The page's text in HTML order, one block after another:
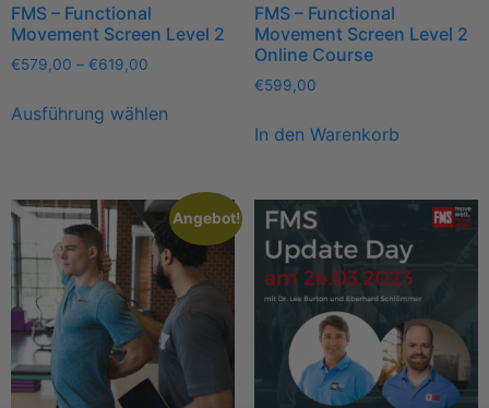
FMS – Functional
Movement Screen Level 2
€579,00 – €619,00
Ausführung wählen
FMS – Functional
Movement Screen Level 2
Online Course
€599,00
In den Warenkorb
Angebot!